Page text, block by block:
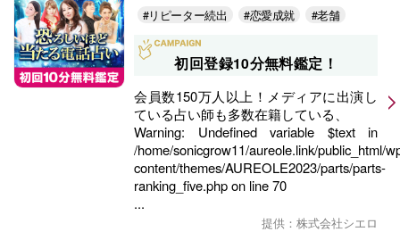
#リピーター続出 #恋愛成就 #老舗
初回登録10分無料鑑定！
会員数150万人以上！メディアに出演し
ている占い師も多数在籍している、
Warning: Undefined variable $text in
/home/sonicgrow11/aureole.link/public_html/
content/themes/AUREOLE2023/parts/parts-
ranking_five.phpon line70
...
提供：株式会社シエロ